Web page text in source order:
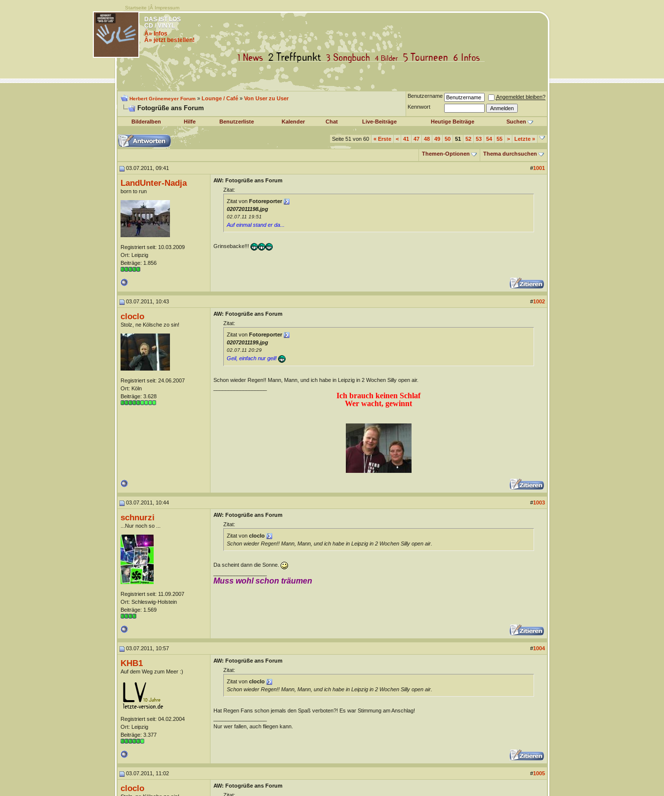
Startseite |Â Impressum
DAS IST LOS
CD / VINYL
Â» Infos
Â» jetzt bestellen!
Herbert Grönemeyer Forum» Lounge / Café» Von User zu User
Fotogrüße ans Forum
Benutzername
Angemeldet bleiben?
Kennwort
Bilderalben Hilfe Benutzerliste Kalender Chat Live-Beiträge Heutige Beiträge Suchen
Seite 51 von 60 «Erste < 41 47 48 49 50 51 52 53 54 55 > Letzte »
Themen-Optionen Thema durchsuchen
03.07.2011, 09:41 #1001
LandUnter-Nadja
born to run
Registriert seit: 10.03.2009
Ort: Leipzig
Beiträge: 1.856
AW: Fotogrüße ans Forum
Zitat:
Zitat von Fotoreporter
02072011198.jpg
02.07.11 19:51
Auf einmal stand er da...
Grinsebacke!!!
03.07.2011, 10:43 #1002
cloclo
Stolz, ne Kölsche zo sin!
Registriert seit: 24.06.2007
Ort: Köln
Beiträge: 3.628
AW: Fotogrüße ans Forum
Zitat:
Zitat von Fotoreporter
02072011199.jpg
02.07.11 20:29
Geil, einfach nur geil!
Schon wieder Regen!! Mann, Mann, und ich habe in Leipzig in 2 Wochen Silly open air.
Ich brauch keinen Schlaf
Wer wacht, gewinnt
03.07.2011, 10:44 #1003
schnurzi
...Nur noch so ...
Registriert seit: 11.09.2007
Ort: Schleswig-Holstein
Beiträge: 1.569
AW: Fotogrüße ans Forum
Zitat:
Zitat von cloclo
Schon wieder Regen!! Mann, Mann, und ich habe in Leipzig in 2 Wochen Silly open air.
Da scheint dann die Sonne.
Muss wohl schon träumen
03.07.2011, 10:57 #1004
KHB1
Auf dem Weg zum Meer :)
Registriert seit: 04.02.2004
Ort: Leipzig
Beiträge: 3.377
AW: Fotogrüße ans Forum
Zitat:
Zitat von cloclo
Schon wieder Regen!! Mann, Mann, und ich habe in Leipzig in 2 Wochen Silly open air.
Hat Regen Fans schon jemals den Spaß verboten?! Es war Stimmung am Anschlag!
Nur wer fallen, auch fliegen kann.
03.07.2011, 11:02 #1005
cloclo
AW: Fotogrüße ans Forum